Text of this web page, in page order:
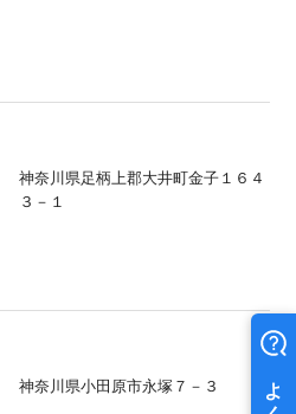
神奈川県足柄上郡大井町金子１６４
３－１
神奈川県小田原市永塚７－３